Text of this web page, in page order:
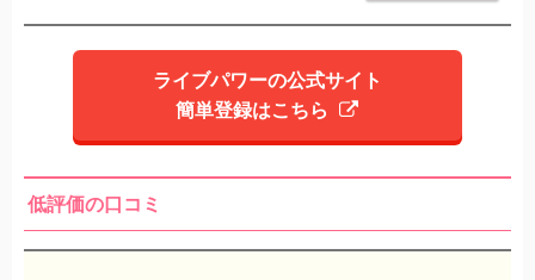
ライブパワーの公式サイト
簡単登録はこちら
低評価の口コミ